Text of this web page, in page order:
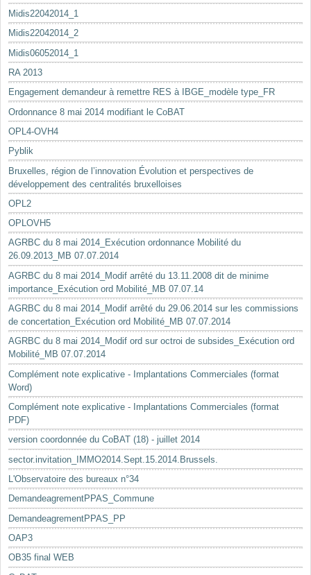
Midis22042014_1
Midis22042014_2
Midis06052014_1
RA 2013
Engagement demandeur à remettre RES à IBGE_modèle type_FR
Ordonnance 8 mai 2014 modifiant le CoBAT
OPL4-OVH4
Pyblik
Bruxelles, région de l’innovation Évolution et perspectives de
développement des centralités bruxelloises
OPL2
OPLOVH5
AGRBC du 8 mai 2014_Exécution ordonnance Mobilité du
26.09.2013_MB 07.07.2014
AGRBC du 8 mai 2014_Modif arrêté du 13.11.2008 dit de minime
importance_Exécution ord Mobilité_MB 07.07.14
AGRBC du 8 mai 2014_Modif arrêté du 29.06.2014 sur les commissions
de concertation_Exécution ord Mobilité_MB 07.07.2014
AGRBC du 8 mai 2014_Modif ord sur octroi de subsides_Exécution ord
Mobilité_MB 07.07.2014
Complément note explicative - Implantations Commerciales (format
Word)
Complément note explicative - Implantations Commerciales (format
PDF)
version coordonnée du CoBAT (18) - juillet 2014
sector.invitation_IMMO2014.Sept.15.2014.Brussels.
L'Observatoire des bureaux n°34
DemandeagrementPPAS_Commune
DemandeagrementPPAS_PP
OAP3
OB35 final WEB